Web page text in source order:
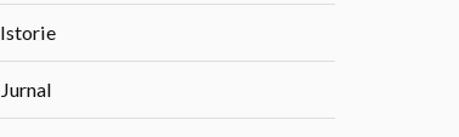
Istorie
Jurnal